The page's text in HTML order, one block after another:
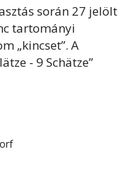
során 27 jelölt
tartományi
„kincset”. A
- 9 Schätze”